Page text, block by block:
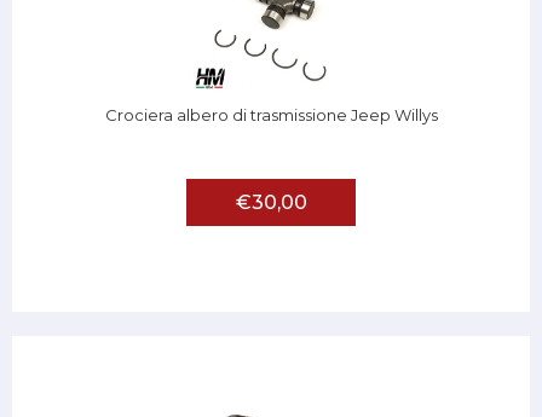
Crociera albero di trasmissione Jeep Willys
€30,00